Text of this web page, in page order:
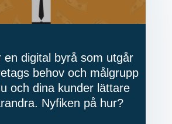
en digital byrå som utgår
behov och målgrupp
och dina kunder lättare
Nyfiken på hur?